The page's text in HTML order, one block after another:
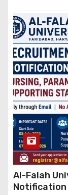
Al-Falah
Notification